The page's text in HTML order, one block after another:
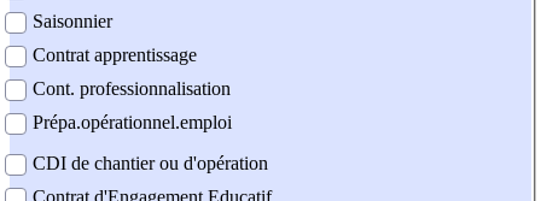
Saisonnier
Contrat apprentissage
Cont. professionnalisation
Prépa.opérationnel.emploi
CDI de chantier ou d'opération